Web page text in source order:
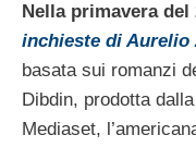
Nella primavera del
inchieste di Aurelio
basata sui romanzi
Dibdin, prodotta
Mediaset,